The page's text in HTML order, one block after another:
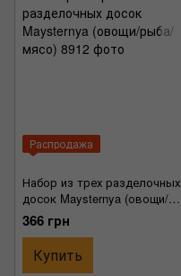
Распродажа
Набор из трех разделочных
досок Maysternya (овощи/
рыба/мясо)
366 грн
Купить